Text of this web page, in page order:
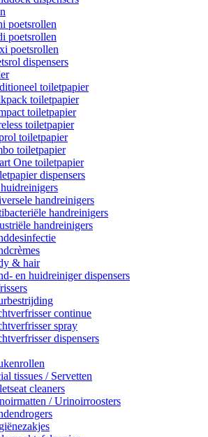
poetsrollen
poetsrollen
poetsrollen
dispensers
toiletpapier
toiletpapier
toiletpapier
toiletpapier
toiletpapier
toiletpapier
One toiletpapier
dispensers
handreinigers
handreinigers
handreinigers
& hair
en huidreiniger dispensers
continue
spray
dispensers
tissues / Servetten
cleaners
/ Urinoirroosters